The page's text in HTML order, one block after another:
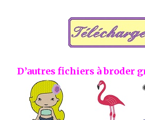
D’autres fichiers à broder